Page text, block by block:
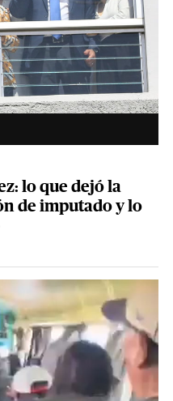
lo que dejó la
de imputado y lo